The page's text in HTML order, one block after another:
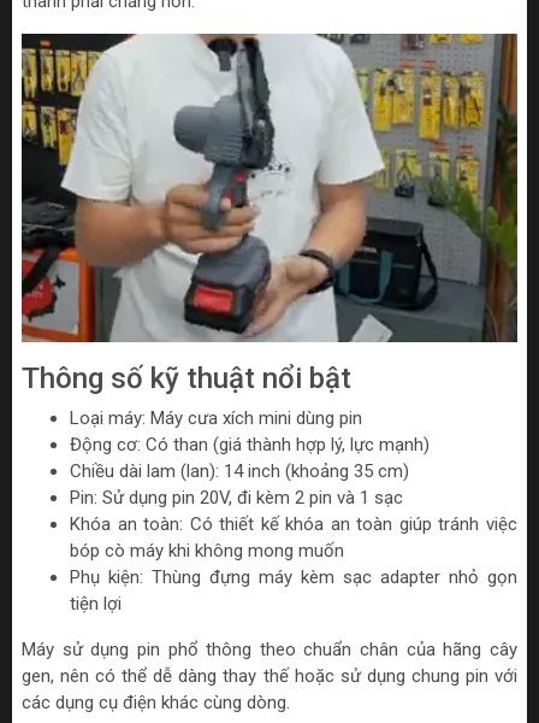
Thông số kỹ thuật nổi bật
Loại máy: Máy cưa xích mini dùng pin
Động cơ: Có than (giá thành hợp lý, lực mạnh)
Chiều dài lam (lan): 14 inch (khoảng 35 cm)
Pin: Sử dụng pin 20V, đi kèm 2 pin và 1 sạc
Khóa an toàn: Có thiết kế khóa an toàn giúp tránh việc
bóp cò máy khi không mong muốn
Phụ kiện: Thùng đựng máy kèm sạc adapter nhỏ gọn
tiện lợi
Máy sử dụng pin phổ thông theo chuẩn chân của hãng cây
gen, nên có thể dễ dàng thay thế hoặc sử dụng chung pin với
các dụng cụ điện khác cùng dòng.